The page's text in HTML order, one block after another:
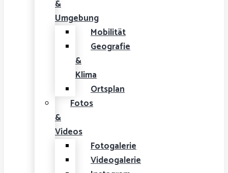
&
Umgebung
Mobilität
Geografie
&
Klima
Ortsplan
Fotos
&
Videos
Fotogalerie
Videogalerie